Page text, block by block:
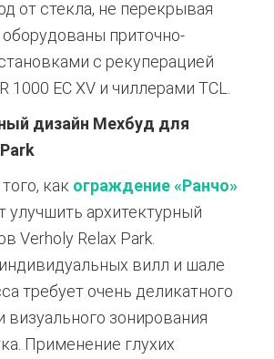
от стекла, не перекрывая
оборудованы приточно-
с рекуперацией
1000 EC XV и чиллерами TCL
дизайн Мехбуд для
как ограждение «Ранчо»
архитектурный
Verholy Relax Park.
вилл и шале
требует очень деликатного
визуального зонирования
Применение глухих